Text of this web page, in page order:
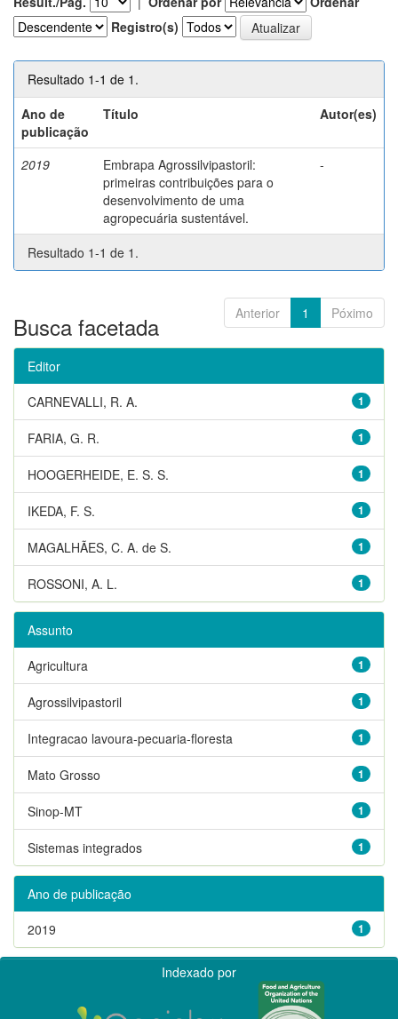
Registro(s)
Resultado 1-1 de 1.
Ano de
publicação
Título Autor(es)
2019
Embrapa Agrossilvipastoril:
primeiras contribuições para o
desenvolvimento de uma
agropecuária sustentável.
-
Resultado 1-1 de 1.
Anterior 1 Póximo
Busca facetada
Editor
1
CARNEVALLI, R. A.
1
FARIA, G. R.
1
HOOGERHEIDE, E. S. S.
1
IKEDA, F. S.
1
MAGALHÃES, C. A. de S.
1
ROSSONI, A. L.
Assunto
1
Agricultura
1
Agrossilvipastoril
1
Integracao lavoura-pecuaria-floresta
1
Mato Grosso
1
Sinop-MT
1
Sistemas integrados
Ano de publicação
1
2019
Indexado por